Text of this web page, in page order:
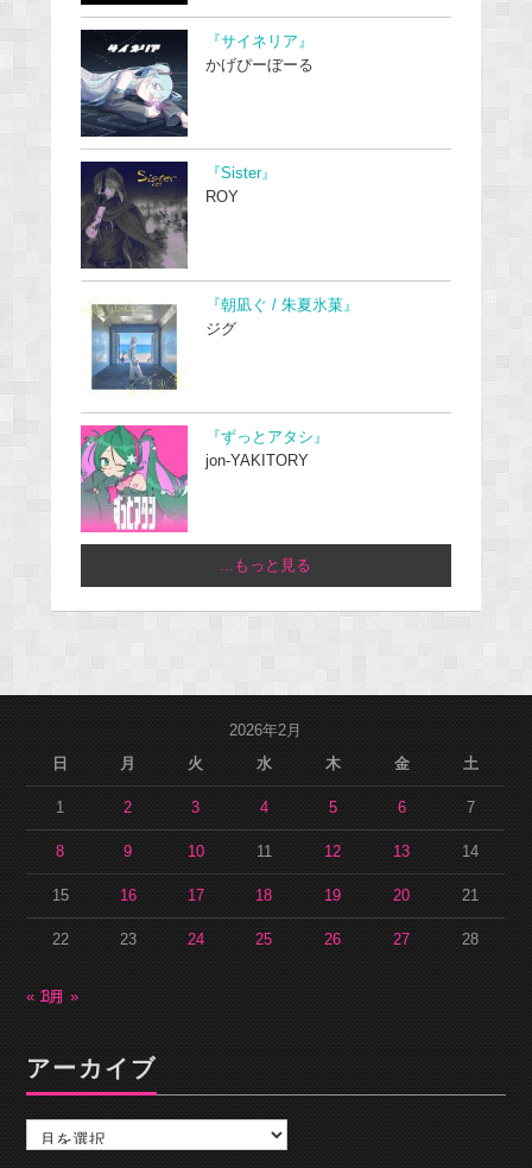
『サイネリア』
かげぴーぼーる
『Sister』
ROY
『朝凪ぐ / 朱夏氷菓』
ジグ
『ずっとアタシ』
jon-YAKITORY
...もっと見る
2026年2月
日
月 火 水 木 金 土
1 2 3 4 5 6 7
8 9 10 11 12 13 14
15 16 17 18 19 20 21
22 23 24 25 26 27 28
« 1月3月 »
アーカイブ
カ